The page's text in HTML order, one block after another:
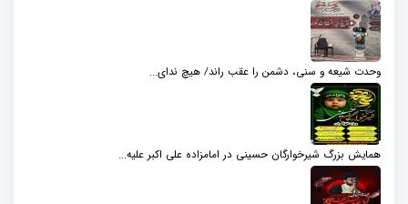
وحدت شیعه و سنی، دشمن را عقب راند/ هیچ ندای...
همایش بزرگ شیرخوارگان حسینی در امامزاده علی اکبر علیه...